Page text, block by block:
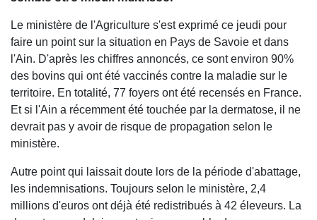
Le ministère de l'Agriculture s'est exprimé ce jeudi pour
faire un point sur la situation en Pays de Savoie et dans
l'Ain. D'après les chiffres annoncés, ce sont environ 90%
des bovins qui ont été vaccinés contre la maladie sur le
territoire. En totalité, 77 foyers ont été recensés en France.
Et si l'Ain a récemment été touchée par la dermatose, il ne
devrait pas y avoir de risque de propagation selon le
ministère.
Autre point qui laissait doute lors de la période d'abattage,
les indemnisations. Toujours selon le ministère, 2,4
millions d'euros ont déjà été redistribués à 42 éleveurs. La